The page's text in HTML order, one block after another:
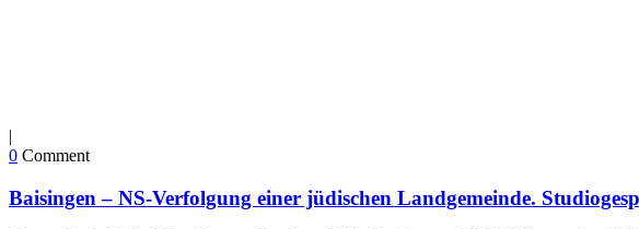
|
0 Comment
Baisingen – NS-Verfolgung einer jüdischen Landgemeinde.